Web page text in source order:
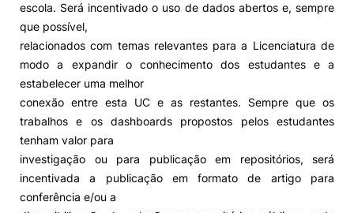
escola. Será incentivado o uso de dados abertos e, sempre
que possível,
relacionados com temas relevantes para a Licenciatura de
modo a expandir o conhecimento dos estudantes e a
estabelecer uma melhor
conexão entre esta UC e as restantes. Sempre que os
trabalhos e os dashboards propostos pelos estudantes
tenham valor para
investigação ou para publicação em repositórios, será
incentivada a publicação em formato de artigo para
conferência e/ou a